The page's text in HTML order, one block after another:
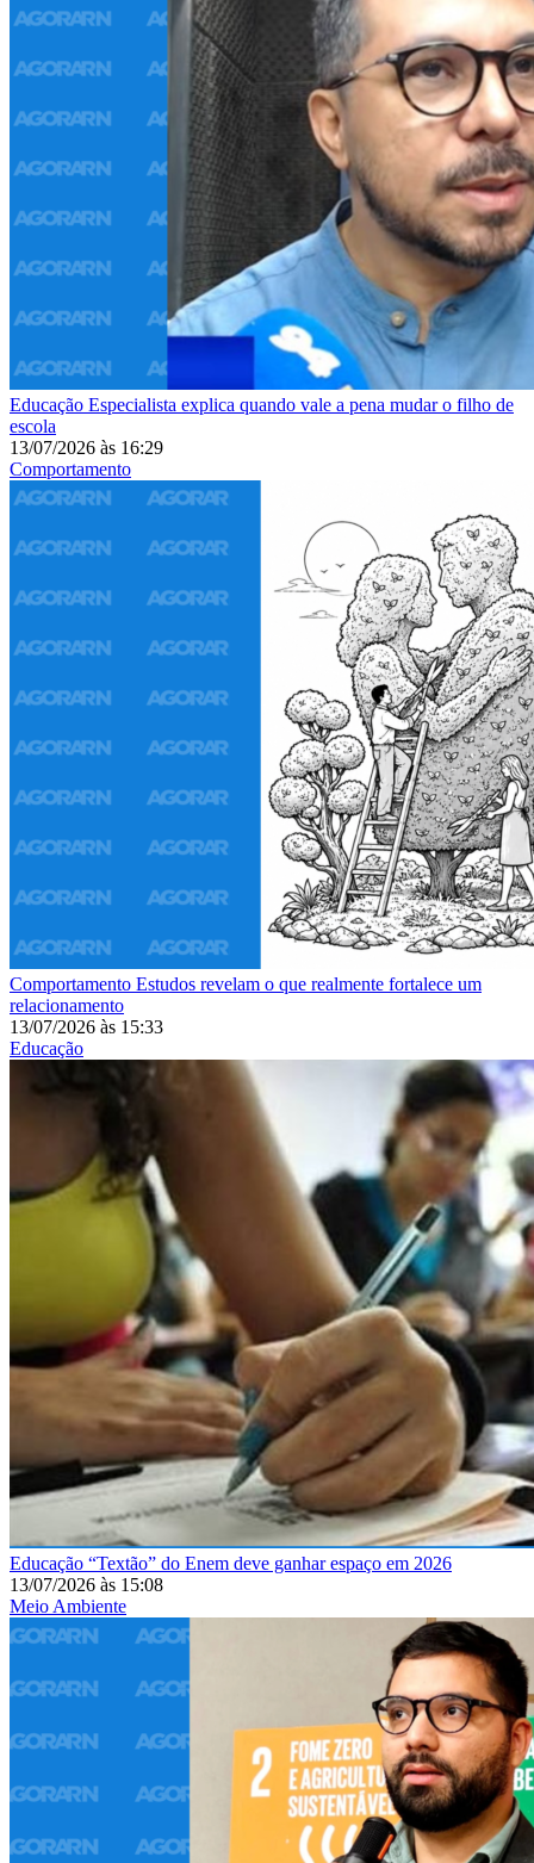
Educação Especialista explica quando vale a pena mudar o filho de
escola
13/07/2026 às 16:29
Comportamento
Comportamento Estudos revelam o que realmente fortalece um
relacionamento
13/07/2026 às 15:33
Educação
Educação “Textão” do Enem deve ganhar espaço em 2026
13/07/2026 às 15:08
Meio Ambiente